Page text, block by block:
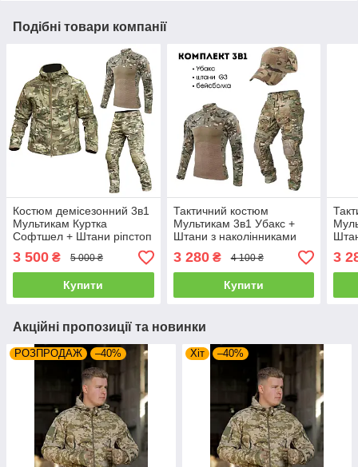
Подібні товари компанії
Костюм демісезонний 3в1
Мультикам Куртка
Софтшел + Штани ріпстоп
з наколінниками + Убакс S
(23391)
3 500 ₴ 5 000 ₴
Купити
Тактичний костюм
Мультикам 3в1 Убакс +
Штани з наколінниками
G3 + кепка Розмір S
3 280₴ 4 100 ₴
Купити
G3
3
Акційні пропозиції та новинки
РОЗПРОДАЖ –40% Хіт –40%